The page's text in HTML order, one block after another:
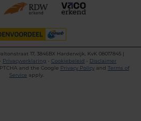
17, 3846BX Harderwijk, KvK 08017845 |
• Privacyverklaring • Cookiebeleid • Disclaimer
and the Google Privacy Policyand Terms of
Service apply.